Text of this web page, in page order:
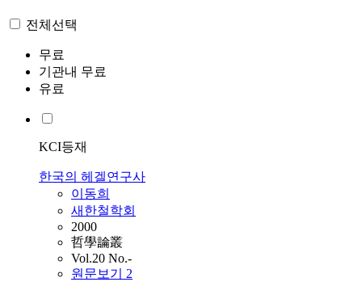
전체선택
무료
기관내 무료
유료
KCI등재
한국의 헤겔연구사
이동희
새한철학회
2000
哲學論叢
Vol.20 No.-
원문보기 2